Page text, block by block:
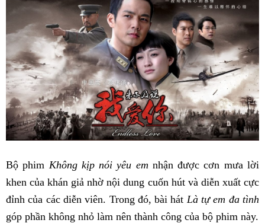
Bộ phim Không kịp nói yêu em nhận được cơn mưa lời
khen của khán giả nhờ nội dung cuốn hút và diễn xuất cực
đỉnh của các diễn viên. Trong đó, bài hát Là tự em đa tình
góp phần không nhỏ làm nên thành công của bộ phim này.